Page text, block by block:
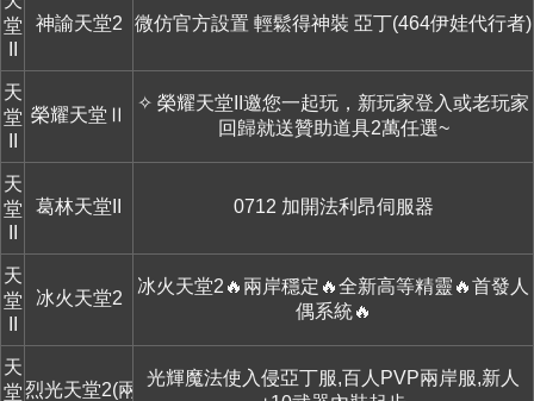
堂
神諭天堂2 微仿官方設置 輕鬆得神裝 亞丁(464伊娃代行者)
天
堂 榮耀天堂Ⅱ
✧ 榮耀天堂II邀您一起玩，新玩家登入或老玩家
回歸就送贊助道具2萬任選~
天
堂
葛林天堂II 0712 加開法利昂伺服器
天
堂
冰火天堂2
冰火天堂2🔥兩岸穩定🔥全新高等精靈🔥首發人
偶系統🔥
天
堂烈光天堂2(兩岸服)
光輝魔法使入侵亞丁服,百人PVP兩岸服,新人